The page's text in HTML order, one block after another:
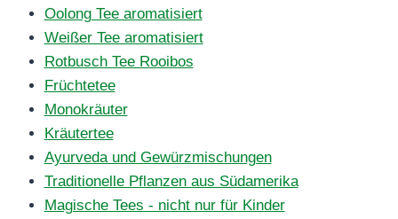
Oolong Tee aromatisiert
Weißer Tee aromatisiert
Rotbusch Tee Rooibos
Früchtetee
Monokräuter
Kräutertee
Ayurveda und Gewürzmischungen
Traditionelle Pflanzen aus Südamerika
Magische Tees - nicht nur für Kinder